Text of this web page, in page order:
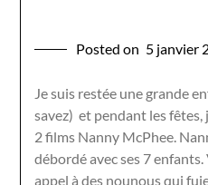
Posted on 5 janvier
Je suis restée une grande
savez) et pendant les fêtes,
2 films Nanny McPhee.
débordé avec ses 7
appel à des nounous qui